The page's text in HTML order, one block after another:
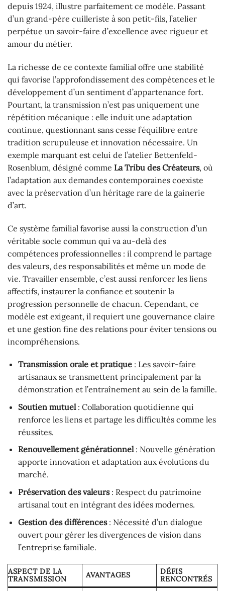
depuis 1924, illustre parfaitement ce modèle. Passant
d’un grand-père cuilleriste à son petit-fils, l’atelier
perpétue un savoir-faire d’excellence avec rigueur et
amour du métier.
La richesse de ce contexte familial offre une stabilité
qui favorise l’approfondissement des compétences et le
développement d’un sentiment d’appartenance fort.
Pourtant, la transmission n’est pas uniquement une
répétition mécanique : elle induit une adaptation
continue, questionnant sans cesse l’équilibre entre
tradition scrupuleuse et innovation nécessaire. Un
exemple marquant est celui de l’atelier Bettenfeld-
Rosenblum, désigné comme La Tribu des Créateurs, où
l’adaptation aux demandes contemporaines coexiste
avec la préservation d’un héritage rare de la gainerie
d’art.
Ce système familial favorise aussi la construction d’un
véritable socle commun qui va au-delà des
compétences professionnelles : il comprend le partage
des valeurs, des responsabilités et même un mode de
vie. Travailler ensemble, c’est aussi renforcer les liens
affectifs, instaurer la confiance et soutenir la
progression personnelle de chacun. Cependant, ce
modèle est exigeant, il requiert une gouvernance claire
et une gestion fine des relations pour éviter tensions ou
incompréhensions.
Transmission orale et pratique: Les savoir-faire
artisanaux se transmettent principalement par la
démonstration et l’entraînement au sein de la famille.
Soutien mutuel: Collaboration quotidienne qui
renforce les liens et partage les difficultés comme les
réussites.
Renouvellement générationnel: Nouvelle génération
apporte innovation et adaptation aux évolutions du
marché.
Préservation des valeurs: Respect du patrimoine
artisanal tout en intégrant des idées modernes.
Gestion des différences: Nécessité d’un dialogue
ouvert pour gérer les divergences de vision dans
l’entreprise familiale.
ASPECT DE LA
TRANSMISSION
AVANTAGES
DÉFIS
RENCONTRÉS